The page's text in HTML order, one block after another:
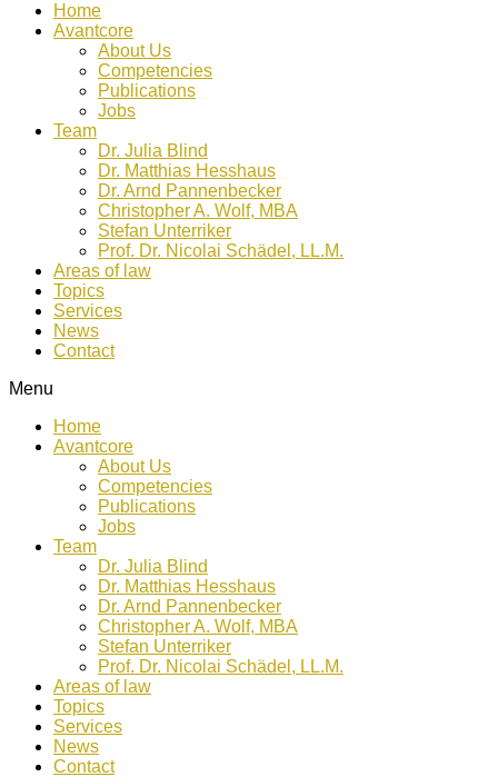
Home
Avantcore
About Us
Competencies
Publications
Jobs
Team
Dr. Julia Blind
Dr. Matthias Hesshaus
Dr. Arnd Pannenbecker
Christopher A. Wolf, MBA
Stefan Unterriker
Prof. Dr. Nicolai Schädel, LL.M.
Areas of law
Topics
Services
News
Contact
Menu
Home
Avantcore
About Us
Competencies
Publications
Jobs
Team
Dr. Julia Blind
Dr. Matthias Hesshaus
Dr. Arnd Pannenbecker
Christopher A. Wolf, MBA
Stefan Unterriker
Prof. Dr. Nicolai Schädel, LL.M.
Areas of law
Topics
Services
News
Contact